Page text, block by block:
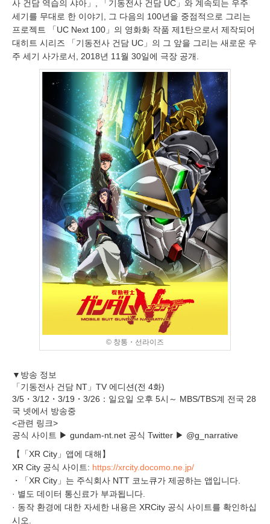
사 건담 역습의 샤아」, 「기동전사 건담 UC」와 계속되는 우주
세기를 무대로 한 이야기, 그 다음의 100년을 중점적으로 그리는
프로젝트 「UC Next 100」의 영화화 작품 제1탄으로서 제작되어
대히트 시리즈 「기동전사 건담 UC」의 그 앞을 그리는 새로운 우
주 세기 사가로서, 2018년 11월 30일에 극장 공개.
© 창통・선라이즈
▼방송 정보
「기동전사 건담 NT」TV 에디션(전 4화)
3/5・3/12・3/19・3/26：일요일 오후 5시～ MBS/TBS계 전국 28
국 넷에서 방송중
<관련 링크>
공식 사이트 ▶ gundam-nt.net 공식 Twitter ▶ @g_narrative
【「XR City」앱에 대해】
XR City 공식 사이트: https://xrcity.docomo.ne.jp/
・「XR City」는 주식회사 NTT 코노큐가 제공하는 앱입니다.
· 별도 데이터 통신료가 부과됩니다.
· 동작 환경에 대한 자세한 내용은 XRCity 공식 사이트를 확인하십
시오.